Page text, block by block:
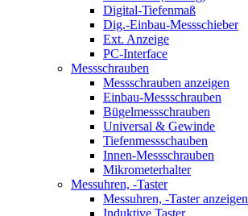
Digital-Tiefenmaß
Dig.-Einbau-Messschieber
Ext. Anzeige
PC-Interface
Messschrauben
Messschrauben anzeigen
Einbau-Messschrauben
Bügelmessschrauben
Universal & Gewinde
Tiefenmessschauben
Innen-Messschrauben
Mikrometerhalter
Messuhren, -Taster
Messuhren, -Taster anzeigen
Induktive Taster